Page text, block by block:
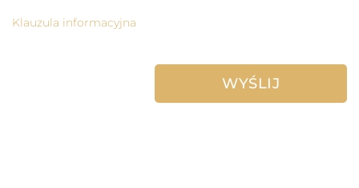
Klauzula informacyjna